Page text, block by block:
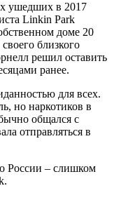
ушедших в 2017
Linkin Park
доме 20
близкого
решил оставить
ранее.
для всех.
но наркотиков в
общался с
отправляться в
России – слишком